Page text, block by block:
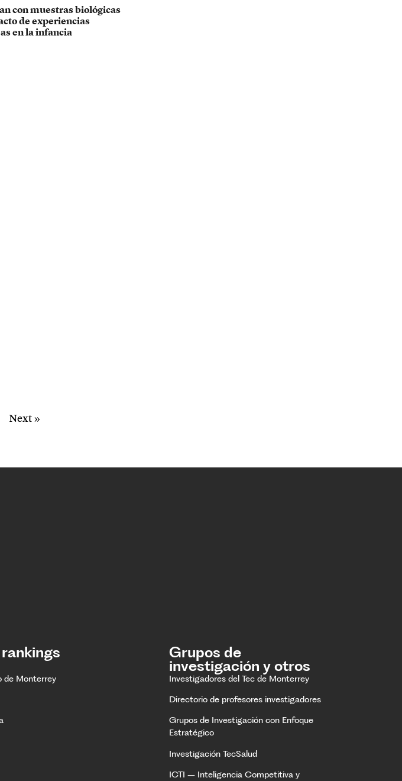
con muestras biológicas
de experiencias
en la infancia
Next »
de Monterrey
Grupos de
investigación y otros
Investigadores del Tec de Monterrey
Directorio de profesores investigadores
Grupos de Investigación con Enfoque
Estratégico
Investigación TecSalud
ICTI – Inteligencia Competitiva y